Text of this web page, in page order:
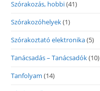
Szórakozás, hobbi(41)
Szórakozóhelyek(1)
Szórakoztató elektronika(5)
Tanácsadás – Tanácsadók(10)
Tanfolyam (14)